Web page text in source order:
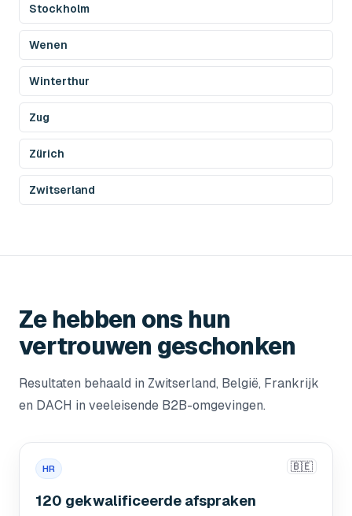
Stockholm
Wenen
Winterthur
Zug
Zürich
Zwitserland
Ze hebben ons hun
vertrouwen geschonken
Resultaten behaald in Zwitserland, België, Frankrijk
en DACH in veeleisende B2B-omgevingen.
HR 🇧🇪
120 gekwalificeerde afspraken